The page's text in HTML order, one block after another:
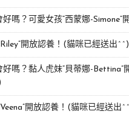
嗎？可愛女孩“西蒙娜-Simone“
開放認養！(貓咪已經送出^^)
嗎？黏人虎妹“貝蒂娜-Bettina”
開放認養！(貓咪已經送出